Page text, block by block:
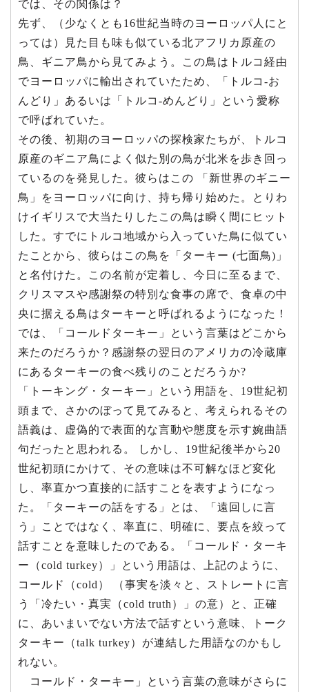
では、その関係は？
先ず、（少なくとも16世紀当時のヨーロッパ人にと
っては）見た目も味も似ている北アフリカ原産の
鳥、ギニア鳥から見てみよう。この鳥はトルコ経由
でヨーロッパに輸出されていたため、「トルコ-お
んどり」あるいは「トルコ-めんどり」という愛称
で呼ばれていた。
その後、初期のヨーロッパの探検家たちが、トルコ
原産のギニア鳥によく似た別の鳥が北米を歩き回っ
ているのを発見した。彼らはこの 「新世界のギニー
鳥」をヨーロッパに向け、持ち帰り始めた。とりわ
けイギリスで大当たりしたこの鳥は瞬く間にヒット
した。すでにトルコ地域から入っていた鳥に似てい
たことから、彼らはこの鳥を「ターキー (七面鳥)」
と名付けた。この名前が定着し、今日に至るまで、
クリスマスや感謝祭の特別な食事の席で、食卓の中
央に据える鳥はターキーと呼ばれるようになった！
では、「コールドターキー」という言葉はどこから
来たのだろうか？感謝祭の翌日のアメリカの冷蔵庫
にあるターキーの食べ残りのことだろうか?
「トーキング・ターキー」という用語を、19世紀初
頭まで、さかのぼって見てみると、考えられるその
語義は、虚偽的で表面的な言動や態度を示す婉曲語
句だったと思われる。 しかし、19世紀後半から20
世紀初頭にかけて、その意味は不可解なほど変化
し、率直かつ直接的に話すことを表すようになっ
た。「ターキーの話をする」とは、「遠回しに言
う」ことではなく、率直に、明確に、要点を絞って
話すことを意味したのである。「コールド・ターキ
ー（cold turkey）」という用語は、上記のように、
コールド（cold） （事実を淡々と、ストレートに言
う「冷たい・真実（cold truth）」の意）と、正確
に、あいまいでない方法で話すという意味、トーク
ターキー（talk turkey）が連結した用語なのかもし
れない。
コールド・ターキー」という言葉の意味がさらに